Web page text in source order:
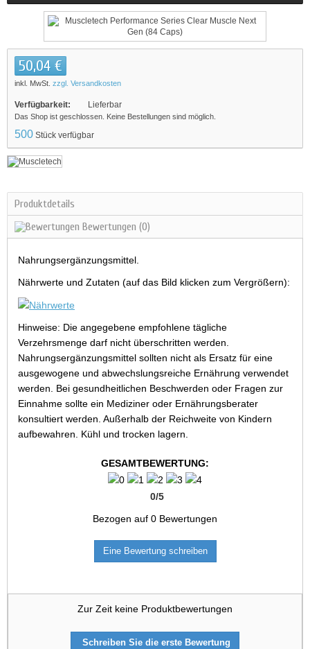
50,04 €
inkl. MwSt. zzgl. Versandkosten
Verfügbarkeit: Lieferbar
Das Shop ist geschlossen. Keine Bestellungen sind möglich.
500 Stück verfügbar
Produktdetails
Bewertungen (0)
Nahrungsergänzungsmittel.
Nährwerte und Zutaten (auf das Bild klicken zum Vergrößern):
Hinweise: Die angegebene empfohlene tägliche
Verzehrsmenge darf nicht überschritten werden.
Nahrungsergänzungsmittel sollten nicht als Ersatz für eine
ausgewogene und abwechslungsreiche Ernährung verwendet
werden. Bei gesundheitlichen Beschwerden oder Fragen zur
Einnahme sollte ein Mediziner oder Ernährungsberater
konsultiert werden. Außerhalb der Reichweite von Kindern
aufbewahren. Kühl und trocken lagern.
GESAMTBEWERTUNG:
0/5
Bezogen auf 0 Bewertungen
Eine Bewertung schreiben
Zur Zeit keine Produktbewertungen
Schreiben Sie die erste Bewertung